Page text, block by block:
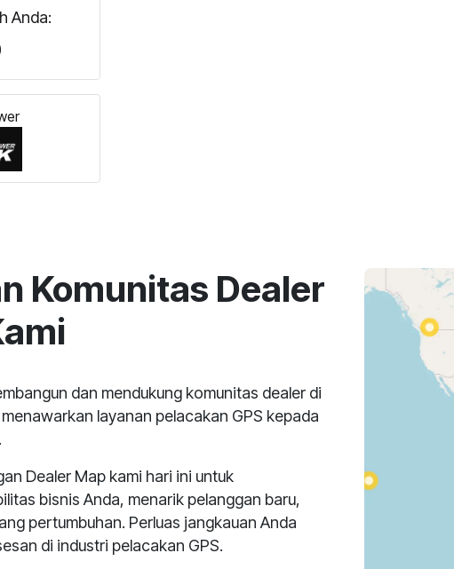
Anda:
Komunitas Dealer
dan mendukung komunitas dealer di
layanan pelacakan GPS kepada
Dealer Map kami hari ini untuk
bisnis Anda, menarik pelanggan baru,
pertumbuhan. Perluas jangkauan Anda
di industri pelacakan GPS.